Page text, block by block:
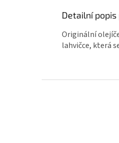
Detailní
Originální
lahvičce, která